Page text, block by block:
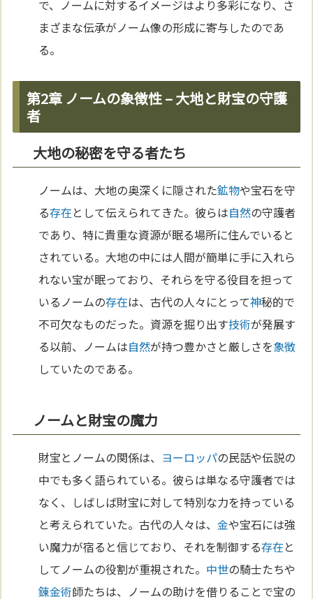
で、ノームに対するイメージはより多彩になり、さ
まざまな伝承がノーム像の形成に寄与したのであ
る。
第2章 ノームの象徴性 – 大地と財宝の守護
者
大地の秘密を守る者たち
ノームは、大地の奥深くに隠された鉱物や宝石を守
る存在として伝えられてきた。彼らは自然の守護者
であり、特に貴重な資源が眠る場所に住んでいると
されている。大地の中には人間が簡単に手に入れら
れない宝が眠っており、それらを守る役目を担って
いるノームの存在は、古代の人々にとって神秘的で
不可欠なものだった。資源を掘り出す技術が発展す
る以前、ノームは自然が持つ豊かさと厳しさを象徴
していたのである。
ノームと財宝の魔力
財宝とノームの関係は、 ヨーロッパの民話や伝説の
中でも多く語られている。彼らは単なる守護者では
なく、しばしば財宝に対して特別な力を持っている
と考えられていた。古代の人々は、金や宝石には強
い魔力が宿ると信じており、それを制御する存在と
してノームの役割が重視された。 中世の騎士たちや
錬金術師たちは、ノームの助けを借りることで宝の